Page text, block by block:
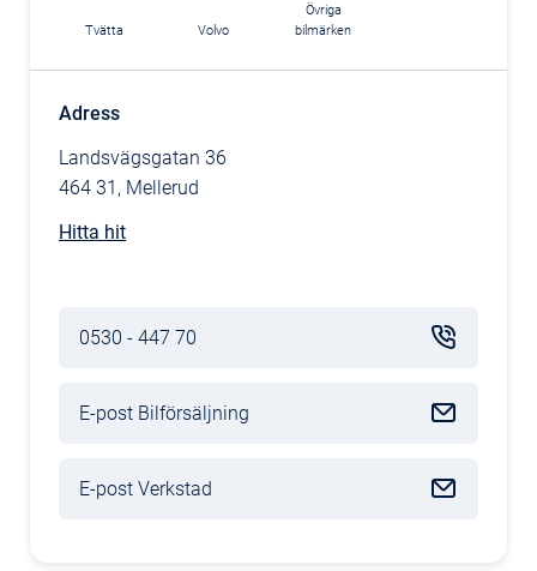
Tvätta Volvo
Övriga
bilmärken
Adress
Landsvägsgatan 36
464 31, Mellerud
Hitta hit
0530 - 447 70
E-post Bilförsäljning
E-post Verkstad